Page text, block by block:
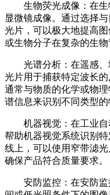
生物荧光成像：在
显微镜成像。通过选择
光片，可以极大地提高
或生物分子在复杂的生物
光谱分析：在遥感
光片用于捕获特定波长
通常与物质的化学或物
谱信息来识别不同类型的
机器视觉：在工业
帮助机器视觉系统识别
线上，可以使用窄带滤
确保产品符合质量要求。
安防监控：在安防